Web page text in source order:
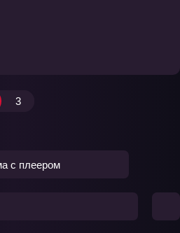
3
с плеером